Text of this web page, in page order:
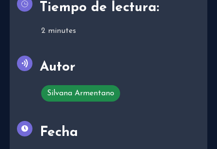
Tiempo de lectura:
2 minutes
Autor
Silvana Armentano
Fecha